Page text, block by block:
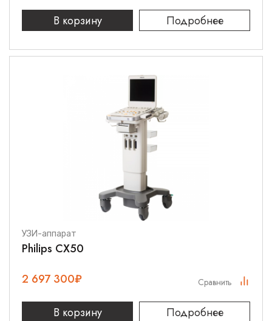
В корзину Подробнее
УЗИ-аппарат
Philips CX50
2 697 300₽
В корзину Подробнее
Сравнить